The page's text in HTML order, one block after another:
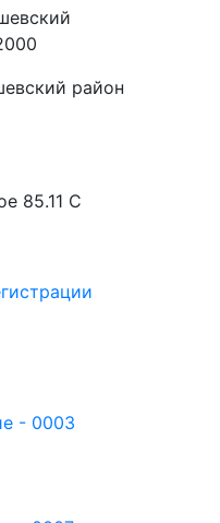
район
85.11 C
- 0003